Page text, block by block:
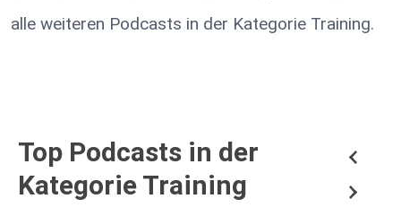
alle weiteren Podcasts in der Kategorie Training.
Top Podcasts in der
Kategorie Training